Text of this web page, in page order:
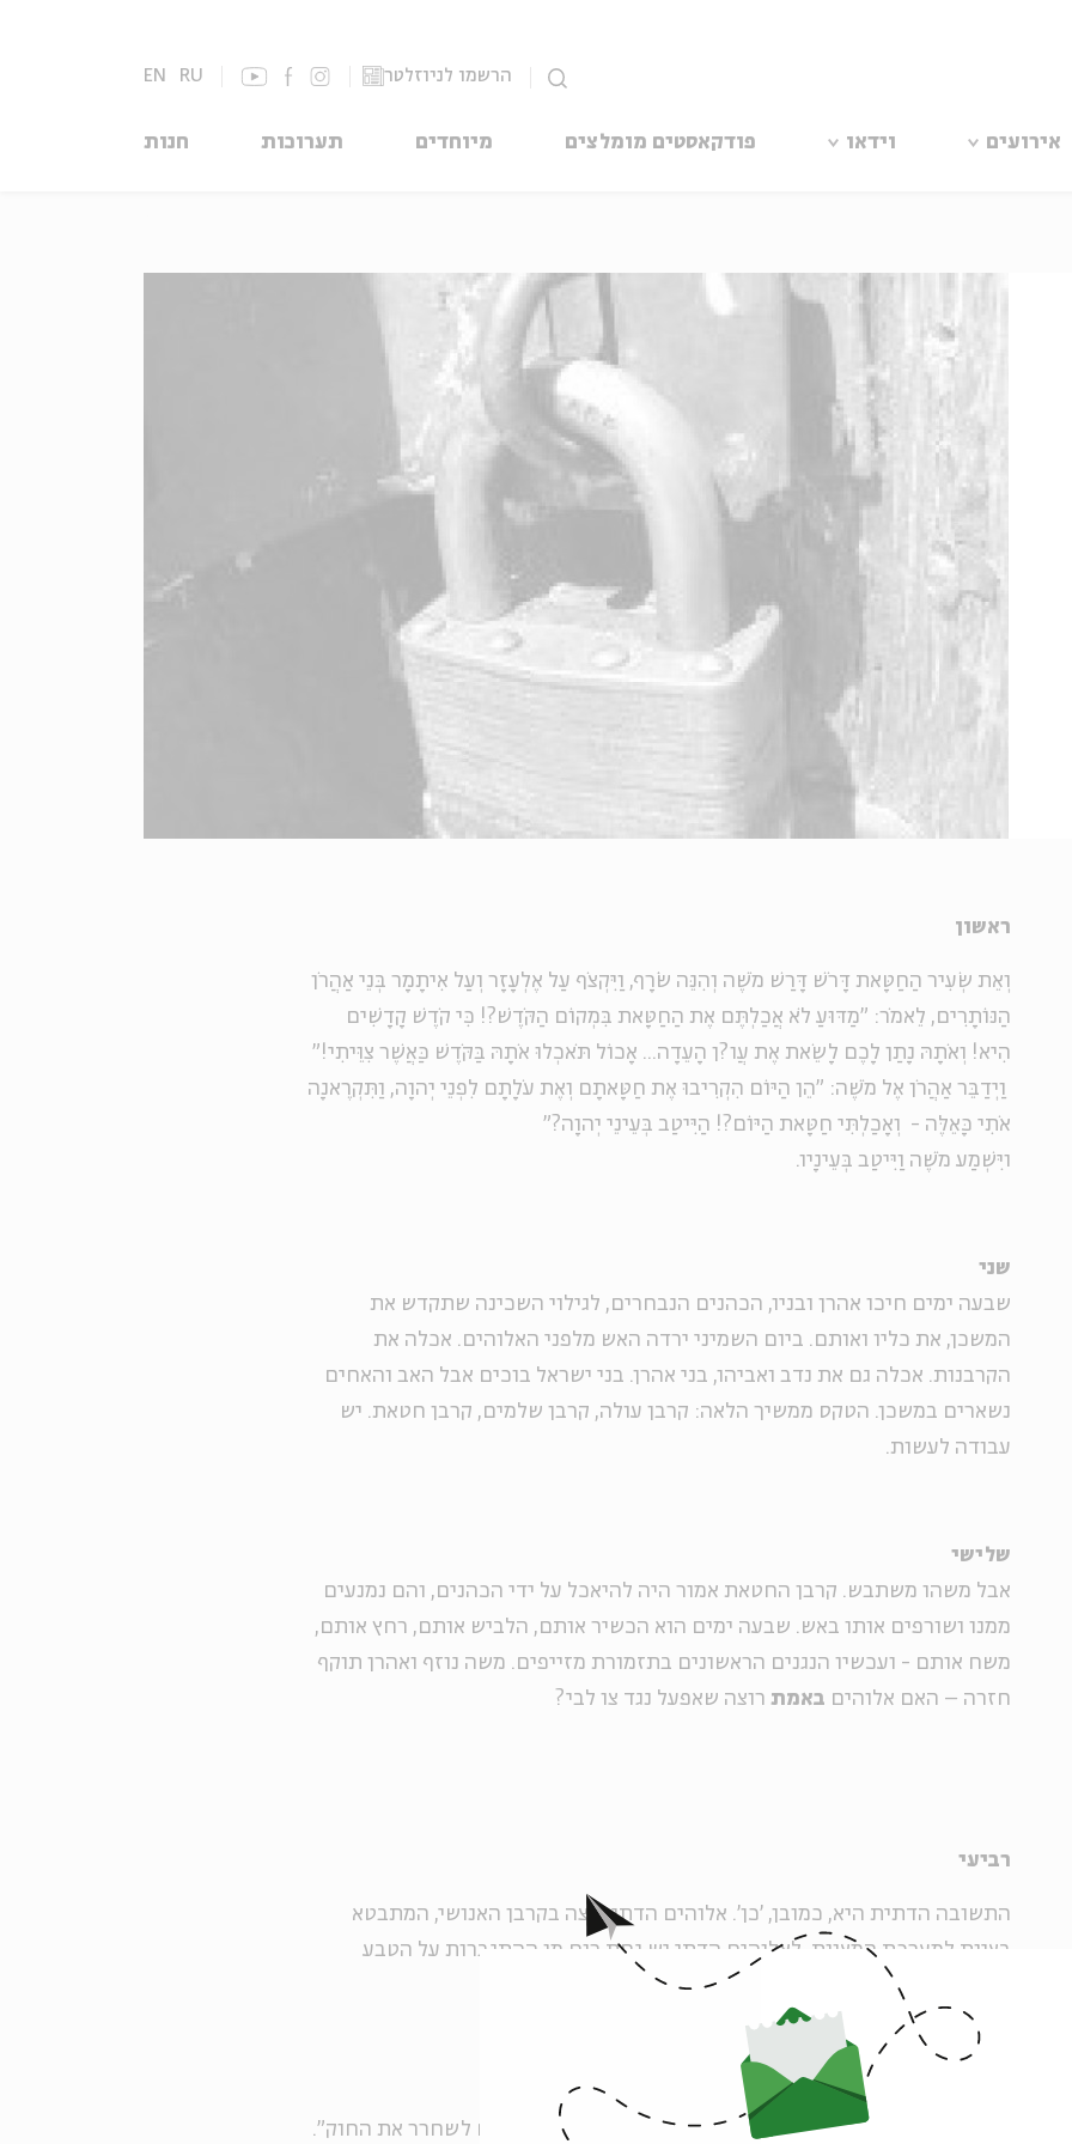
הרשמו לניוזלטר EN RU
אירועים וידאו פודקאסטים מומלצים מיוחדים תערוכות חנות
ראשון
וְאֵת שְׂעִיר הַחַטָּאת דָּרֹשׁ דָּרַשׁ מֹשֶׁה וְהִנֵּה שֹׂרָף, וַיִּקְצֹף עַל אֶלְעָזָר וְעַל אִיתָמָר בְּנֵי אַהֲרֹן
הַנּוֹתָרִים, לֵאמֹר: "מַדּוּעַ לֹא אֲכַלְתֶּם אֶת הַחַטָּאת בִּמְקוֹם הַקֹּדֶשׁ?! כִּי קֹדֶשׁ קָדָשִׁים
הִיא! וְאֹתָהּ נָתַן לָכֶם לָשֵׂאת אֶת עֲו?ֹן הָעֵדָה... אָכוֹל תֹּאכְלוּ אֹתָהּ בַּקֹּדֶשׁ כַּאֲשֶׁר צִוֵּיתִי!"
וַיְדַבֵּר אַהֲרֹן אֶל מֹשֶׁה: "הֵן הַיּוֹם הִקְרִיבוּ אֶת חַטָּאתָם וְאֶת עֹלָתָם לִפְנֵי יְהוָה, וַתִּקְרֶאנָה
אֹתִי כָּאֵלֶּה - וְאָכַלְתִּי חַטָּאת הַיּוֹם?! הַיִּיטַב בְּעֵינֵי יְהוָה?"
ויִּשְׁמַע מֹשֶׁה וַיִּיטַב בְּעֵינָיו.
שני
שבעה ימים חיכו אהרן ובניו, הכהנים הנבחרים, לגילוי השכינה שתקדש את
המשכן, את כליו ואותם. ביום השמיני ירדה האש מלפני האלוהים. אכלה את
הקרבנות. אכלה גם את נדב ואביהו, בני אהרן. בני ישראל בוכים אבל האב והאחים
נשארים במשכן. הטקס ממשיך הלאה: קרבן עולה, קרבן שלמים, קרבן חטאת. יש
עבודה לעשות.
שלישי
אבל משהו משתבש. קרבן החטאת אמור היה להיאכל על ידי הכהנים, והם נמנעים
ממנו ושורפים אותו באש. שבעה ימים הוא הכשיר אותם, הלביש אותם, רחץ אותם,
משח אותם - ועכשיו הנגנים הראשונים בתזמורת מזייפים. משה נוזף ואהרן תוקף
חזרה – האם אלוהים באמת רוצה שאפעל נגד צו לבי?
רביעי
התשובה הדתית היא, כמובן, 'כן'. אלוהים הדתי רוצה בקרבן האנושי, המתבטא
בציות למערכת המצוות. לאלוהים הדתי יש נחת רוח מן ההתגברות על הטבע
האנושי, והרתימה של כוחות החיים למען מטרה נעלה יותר.
"החוק לעולם לא ישחרר את בני האדם; בני האדם הם שצריכים לשחרר את החוק".